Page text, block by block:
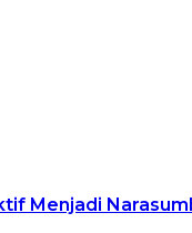
Menjadi